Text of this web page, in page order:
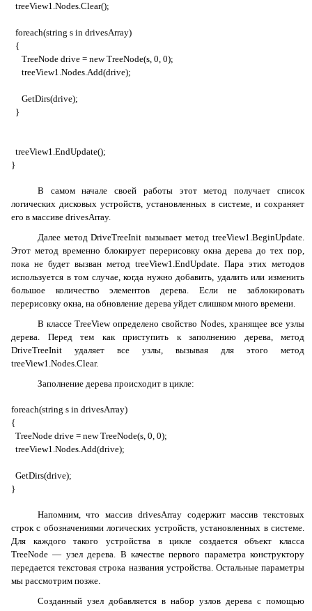
treeView1.Nodes.Clear();
foreach(string s in drivesArray)
{
TreeNode drive = new TreeNode(s, 0, 0);
treeView1.Nodes.Add(drive);
GetDirs(drive);
}
treeView1.EndUpdate();
}
В самом начале своей работы этот метод получает список
логических дисковых устройств, установленных в системе, и сохраняет
его в массиве drivesArray.
Далее методDriveTreeInit вызывает метод treeView1.BeginUpdate.
Этот метод временно блокирует перерисовку окна дерева до тех пор,
пока не будет вызван метод treeView1.EndUpdate. Пара этих методов
используется в том случае, когда нужно добавить, удалить или изменить
большое количество элементов дерева. Если не заблокировать
перерисовку окна, на обновление дерева уйдет слишком много времени.
В классеTreeViewопределено свойство Nodes, хранящее все узлы
дерева. Перед тем как приступить к заполнению дерева, метод
DriveTreeInit удаляет все узлы, вызывая для этого метод
treeView1.Nodes.Clear.
Заполнение дерева происходит в цикле:
foreach(string s in drivesArray)
{
TreeNode drive = new TreeNode(s, 0, 0);
treeView1.Nodes.Add(drive);
GetDirs(drive);
}
Напомним, что массив drivesArrayсодержит массив текстовых
строк с обозначениями логических устройств, установленных в системе.
Для каждого такого устройства в цикле создается объект класса
TreeNode — узел дерева. В качестве первого параметра конструктору
передается текстовая строка названия устройства. Остальные параметры
мы рассмотрим позже.
Созданный узел добавляется в набор узлов дерева с помощью